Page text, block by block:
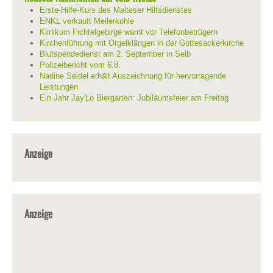
Erste-Hilfe-Kurs des Malteser Hilfsdienstes
ENKL verkauft Meilerkohle
Klinikum Fichtelgebirge warnt vor Telefonbetrügern
Kirchenführung mit Orgelklängen in der Gottesackerkirche
Blutspendedienst am 2. September in Selb
Polizeibericht vom 6.8.
Nadine Seidel erhält Auszeichnung für hervorragende
Leistungen
Ein Jahr Jay'Lo Biergarten: Jubiläumsfeier am Freitag
Anzeige
Anzeige